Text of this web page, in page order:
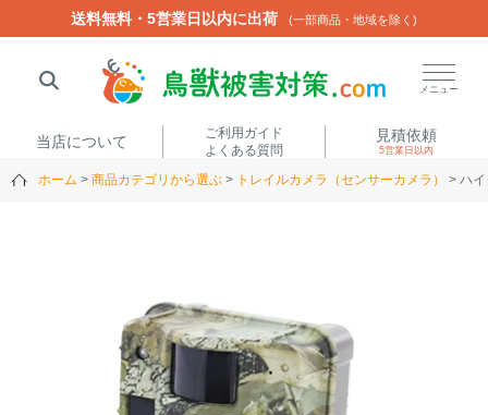
送料無料・5営業日以内に出荷 (一部商品・地域を除く)
メニュー
当店について
ご利用ガイド
よくある質問
見積依頼
5営業日以内
ホーム 商品カテゴリから選ぶ トレイルカメラ（センサーカメラ） ハ
送料無料・5営業日以内に出荷 (一部商品・地域を除く)
閉じる
商品カテゴリから選ぶ